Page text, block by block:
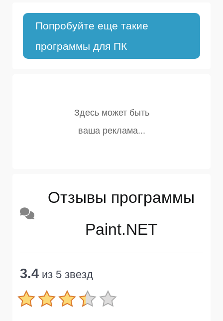
Попробуйте еще такие
программы для ПК
Отзывы программы
Paint.NET
3.4 из 5 звезд